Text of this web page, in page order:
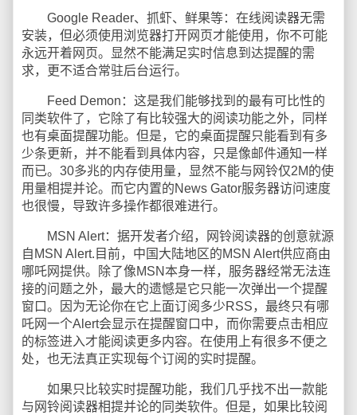
Google Reader、抓虾、鲜果等：在线阅读器无需
安装，但必须使用浏览器打开网页才能使用，你不可能
永远开着网页。显然不能满足实时信息到达提醒的需
求，更不适合常驻后台运行。
Feed Demon：这是我们能够找到的最有可比性的
同类软件了，它除了有比较强大的阅读功能之外，同样
也有桌面提醒功能。但是，它的桌面提醒只能看到有多
少条更新，并不能看到具体内容，只是像邮件通知一样
而已。30多兆的内存使用量，显然不能与网铃仅2M的使
用量相提并论。而它内置的News Gator服务器访问速度
也很慢，导致许多操作都很难进行。
MSN Alert：据开发者介绍，网铃阅读器的创意就源
自MSN Alert.目前，中国大陆地区的MSN Alert供应商由
哪吒网提供。除了像MSN本身一样，服务器经常无法连
接的问题之外，最大的遗憾是它只能一次弹出一个提醒
窗口。因为无论你在它上面订阅多少RSS，最终只有哪
吒网一个Alert会显示在提醒窗口中，而你需要点击相应
的标签进入才能阅读更多内容。在使用上有很多不便之
处，也无法真正实现每个订阅的实时提醒。
如果只比较实时提醒功能，我们几乎找不出一款能
与网铃阅读器相提并论的同类软件。但是，如果比较阅